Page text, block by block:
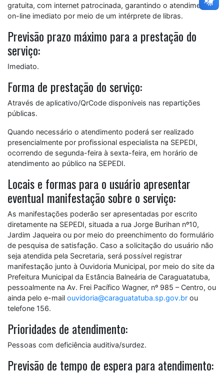
gratuita, com internet patrocinada, garantindo o atendimento
on-line imediato por meio de um intérprete de libras.
Previsão prazo máximo para a prestação do
serviço:
Imediato.
Forma de prestação do serviço:
Através de aplicativo/QrCode disponíveis nas repartições
públicas.
Quando necessário o atendimento poderá ser realizado
presencialmente por profissional especialista na SEPEDI,
ocorrendo de segunda-feira à sexta-feira, em horário de
atendimento ao público na SEPEDI.
Locais e formas para o usuário apresentar
eventual manifestação sobre o serviço:
As manifestações poderão ser apresentadas por escrito
diretamente na SEPEDI, situada a rua Jorge Burihan nº10,
Jardim Jaqueira ou por meio do preenchimento do formulário
de pesquisa de satisfação. Caso a solicitação do usuário não
seja atendida pela Secretaria, será possível registrar
manifestação junto à Ouvidoria Municipal, por meio do site da
Prefeitura Municipal da Estância Balneária de Caraguatatuba,
pessoalmente na Av. Frei Pacífico Wagner, nº 985 – Centro, ou
ainda pelo e-mail ouvidoria@caraguatatuba.sp.gov.br ou
telefone 156.
Prioridades de atendimento:
Pessoas com deficiência auditiva/surdez.
Previsão de tempo de espera para atendimento: